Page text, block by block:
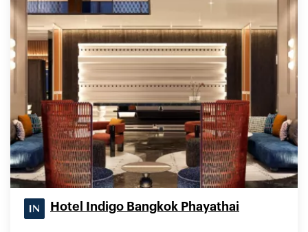
Hotel Indigo Bangkok Phayathai